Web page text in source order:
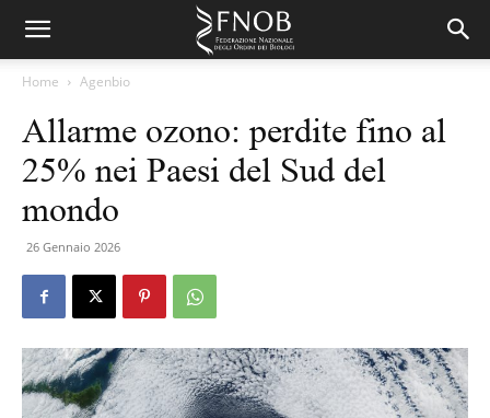
Home Agenbio
Allarme ozono: perdite fino al
25% nei Paesi del Sud del
mondo
26 Gennaio 2026